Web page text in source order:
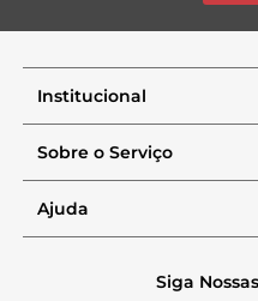
Institucional
Sobre o Serviço
Ajuda
Siga